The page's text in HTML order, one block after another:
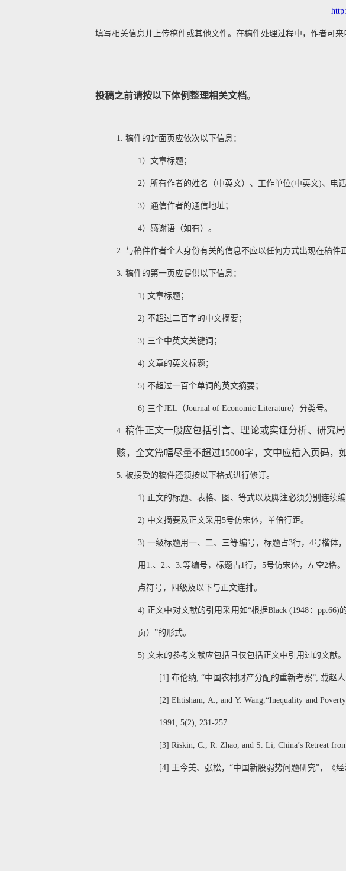
填写相关信息并上传稿件或其他文件。在稿件处理过程中，作者可来
投稿之前请按以下体例整理相关文档。
1. 稿件的封面页应依次以下信息：
1）文章标题；
2）所有作者的姓名（中英文）、工作单位(中英文)、电
3）通信作者的通信地址；
4）感谢语（如有）。
2. 与稿件作者个人身份有关的信息不应以任何方式出现在稿件
3. 稿件的第一页应提供以下信息：
1) 文章标题；
2) 不超过二百字的中文摘要；
3) 三个中英文关键词；
4) 文章的英文标题；
5) 不超过一百个单词的英文摘要；
6) 三个JEL（Journal of Economic Literature）分类号。
4. 稿件正文一般应包括引言、理论或实证分析、研究
赅，全文篇幅尽量不超过15000字，文中应插入页码，
5. 被接受的稿件还须按以下格式进行修订。
1) 正文的标题、表格、图、等式以及脚注必须分别连续
2) 中文摘要及正文采用5号仿宋体，单倍行距。
3) 一级标题用一、二、三等编号，标题占3行，4号楷体
用1.、2.、3.等编号，标题占1行，5号仿宋体，左空2格
点符号，四级及以下与正文连排。
4) 正文中对文献的引用采用如“根据Black (1948：
页）”的形式。
5) 文末的参考文献应包括且仅包括正文中引用过的文献
[1] 布伦纳, “中国农村财产分配的重新考察”, 载赵
[2] Ehtisham, A., and Y. Wang,“Inequality and
1991, 5(2), 231-257.
[3] Riskin, C., R. Zhao, and S. Li, China’s Retreat
[4] 王今美、张松，“中国新股弱势问题研究”，《经